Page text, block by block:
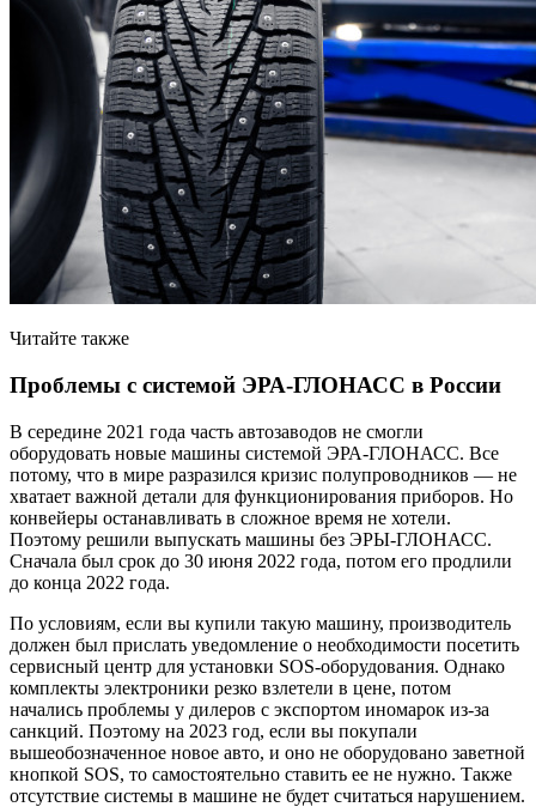
Читайте также
Проблемы с системой ЭРА-ГЛОНАСС в России
В середине 2021 года часть автозаводов не смогли
оборудовать новые машины системой ЭРА-ГЛОНАСС. Все
потому, что в мире разразился кризис полупроводников — не
хватает важной детали для функционирования приборов. Но
конвейеры останавливать в сложное время не хотели.
Поэтому решили выпускать машины без ЭРЫ-ГЛОНАСС.
Сначала был срок до 30 июня 2022 года, потом его продлили
до конца 2022 года.
По условиям, если вы купили такую машину, производитель
должен был прислать уведомление о необходимости посетить
сервисный центр для установки SOS-оборудования. Однако
комплекты электроники резко взлетели в цене, потом
начались проблемы у дилеров с экспортом иномарок из-за
санкций. Поэтому на 2023 год, если вы покупали
вышеобозначенное новое авто, и оно не оборудовано заветной
кнопкой SOS, то самостоятельно ставить ее не нужно. Также
отсутствие системы в машине не будет считаться нарушением.